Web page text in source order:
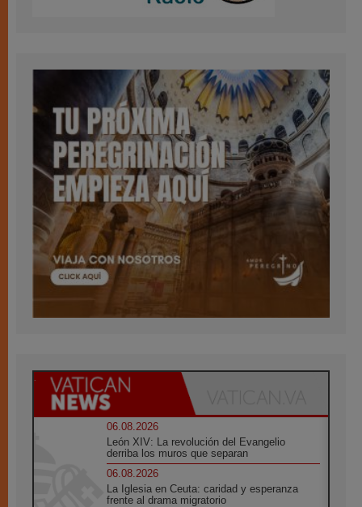
06.08.2026
León XIV: La revolución del Evangelio
derriba los muros que separan
06.08.2026
La Iglesia en Ceuta: caridad y esperanza
frente al drama migratorio